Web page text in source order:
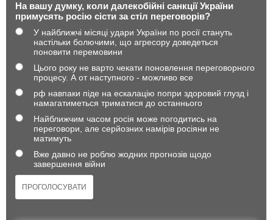
На вашу думку, коли далекобійні санкції України
примусять росію сісти за стіл переговорів?
У найближчі місяці удари України по росії стануть
настільки болючими, що агресору доведеться
поновити перемовини
Цього року не варто чекати поновлення переговорного
процесу. А от наступного - можливо все
рф навпаки піде на ескалацію попри здоровий глузд і
намагатиметься триматися до останнього
Найближчим часом росія може погодитись на
переговори, але серйозних намірів росіяни не
матимуть
Вже давно не роблю жодних прогнозів щодо
завершення війни